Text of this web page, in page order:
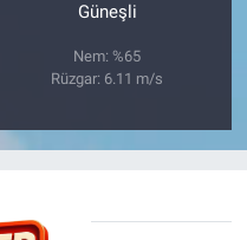
Güneşli
Nem: %65
Rüzgar: 6.11 m/s